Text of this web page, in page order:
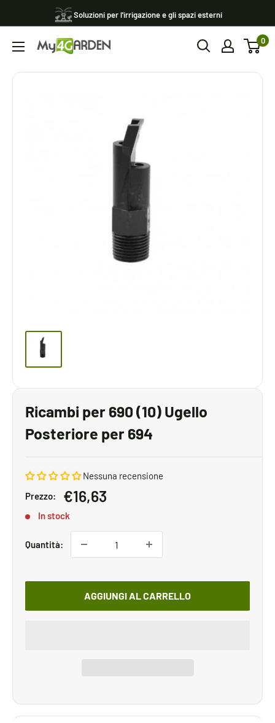
al
contenuto
Soluzioni per l'irrigazione e gli spazi esterni
My4garden 0
Ricambi per 690 (10) Ugello
Posteriore per 694
Nessuna recensione
Prezzo:
Prezzo
scontato
€16,63
In stock
Quantità:
AGGIUNGI AL CARRELLO